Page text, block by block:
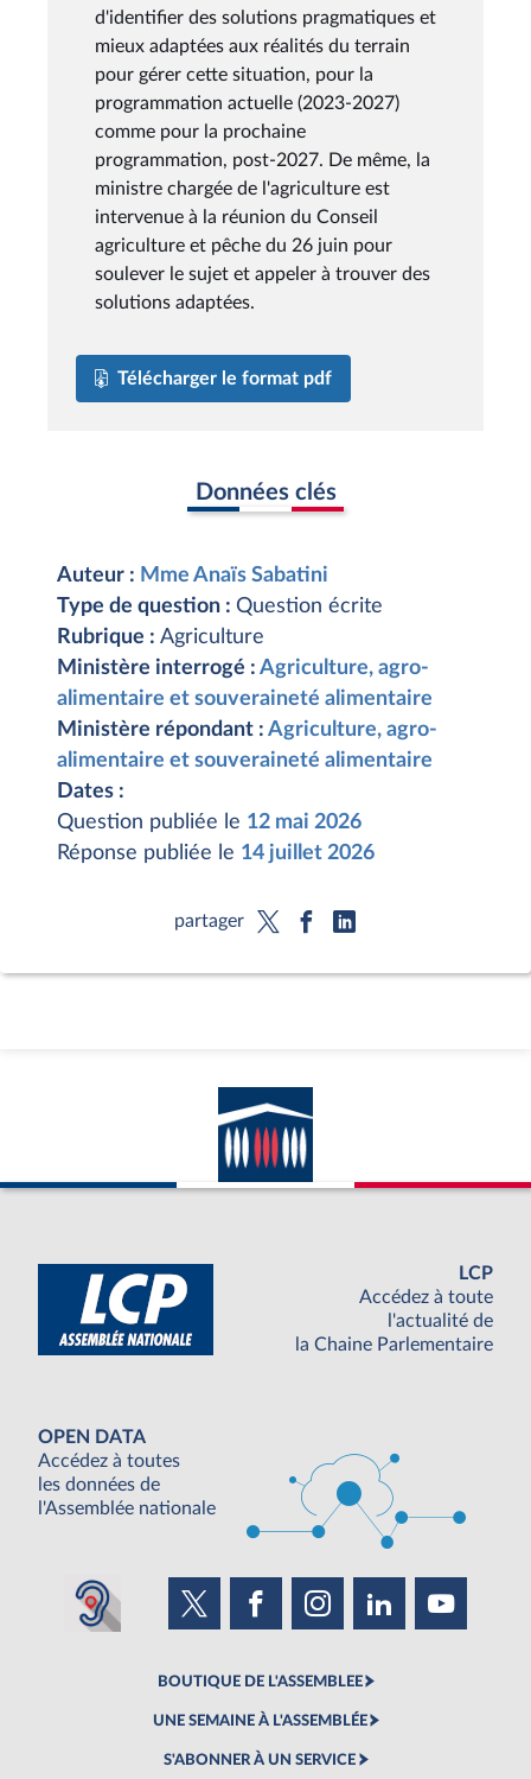
d'identifier des solutions pragmatiques et
mieux adaptées aux réalités du terrain
pour gérer cette situation, pour la
programmation actuelle (2023-2027)
comme pour la prochaine
programmation, post-2027. De même, la
ministre chargée de l'agriculture est
intervenue à la réunion du Conseil
agriculture et pêche du 26 juin pour
soulever le sujet et appeler à trouver des
solutions adaptées.
Télécharger le format pdf
Données clés
Auteur : Mme Anaïs Sabatini
Type de question : Question écrite
Rubrique : Agriculture
Ministère interrogé : Agriculture, agro-
alimentaire et souveraineté alimentaire
Ministère répondant : Agriculture, agro-
alimentaire et souveraineté alimentaire
Dates :
Question publiée le 12 mai 2026
Réponse publiée le 14 juillet 2026
partager
LCP
Accédez à toute
l'actualité de
la Chaine Parlementaire
OPEN DATA
Accédez à toutes
les données de
l'Assemblée nationale
BOUTIQUE DE L'ASSEMBLEE
UNE SEMAINE À L'ASSEMBLÉE
S'ABONNER À UN SERVICE